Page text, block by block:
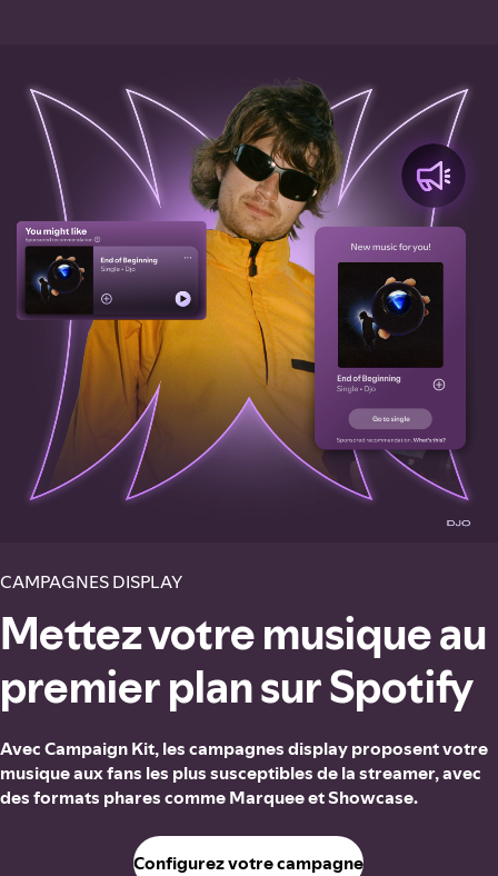
CAMPAGNES DISPLAY
Mettez votre musique au
premier plan sur Spotify
Avec Campaign Kit, les campagnes display proposent votre
musique aux fans les plus susceptibles de la streamer, avec
des formats phares comme Marquee et Showcase.
Configurez votre campagne